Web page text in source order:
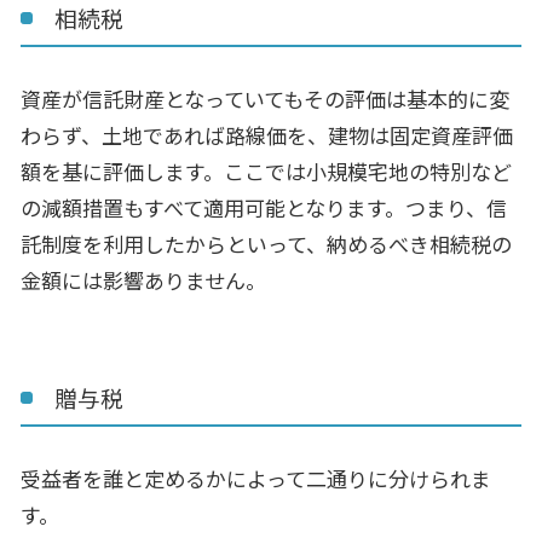
相続税
資産が信託財産となっていてもその評価は基本的に変
わらず、土地であれば路線価を、建物は固定資産評価
額を基に評価します。ここでは小規模宅地の特別など
の減額措置もすべて適用可能となります。つまり、信
託制度を利用したからといって、納めるべき相続税の
金額には影響ありません。
贈与税
受益者を誰と定めるかによって二通りに分けられま
す。